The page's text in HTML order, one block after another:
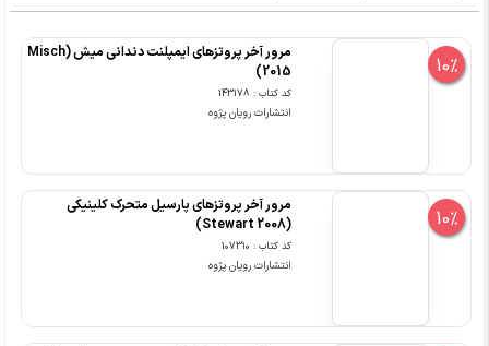
10%
مرور آخر پروتزهای ایمپلنت دندانی میش (Misch
2015)
کد کتاب : 143178
انتشارات رویان پژوه
10%
مرور آخر پروتزهای پارسیل متحرک کلینیکی
(Stewart 2008)
کد کتاب : 107310
انتشارات رویان پژوه